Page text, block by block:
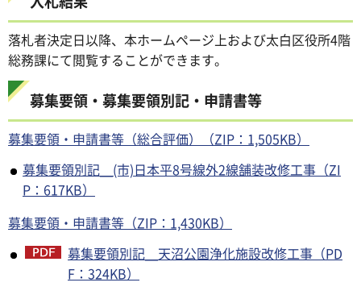
落札者決定日以降、本ホームページ上および太白区役所4階
総務課にて閲覧することができます。
募集要領・募集要領別記・申請書等
募集要領・申請書等（総合評価）（ZIP：1,505KB）
募集要領別記＿(市)日本平8号線外2線舗装改修工事（ZI
P：617KB）
募集要領・申請書等（ZIP：1,430KB）
募集要領別記＿天沼公園浄化施設改修工事（PD
F：324KB）